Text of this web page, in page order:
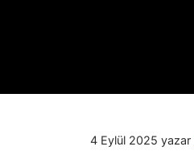
4 Eylül 2025 yazar